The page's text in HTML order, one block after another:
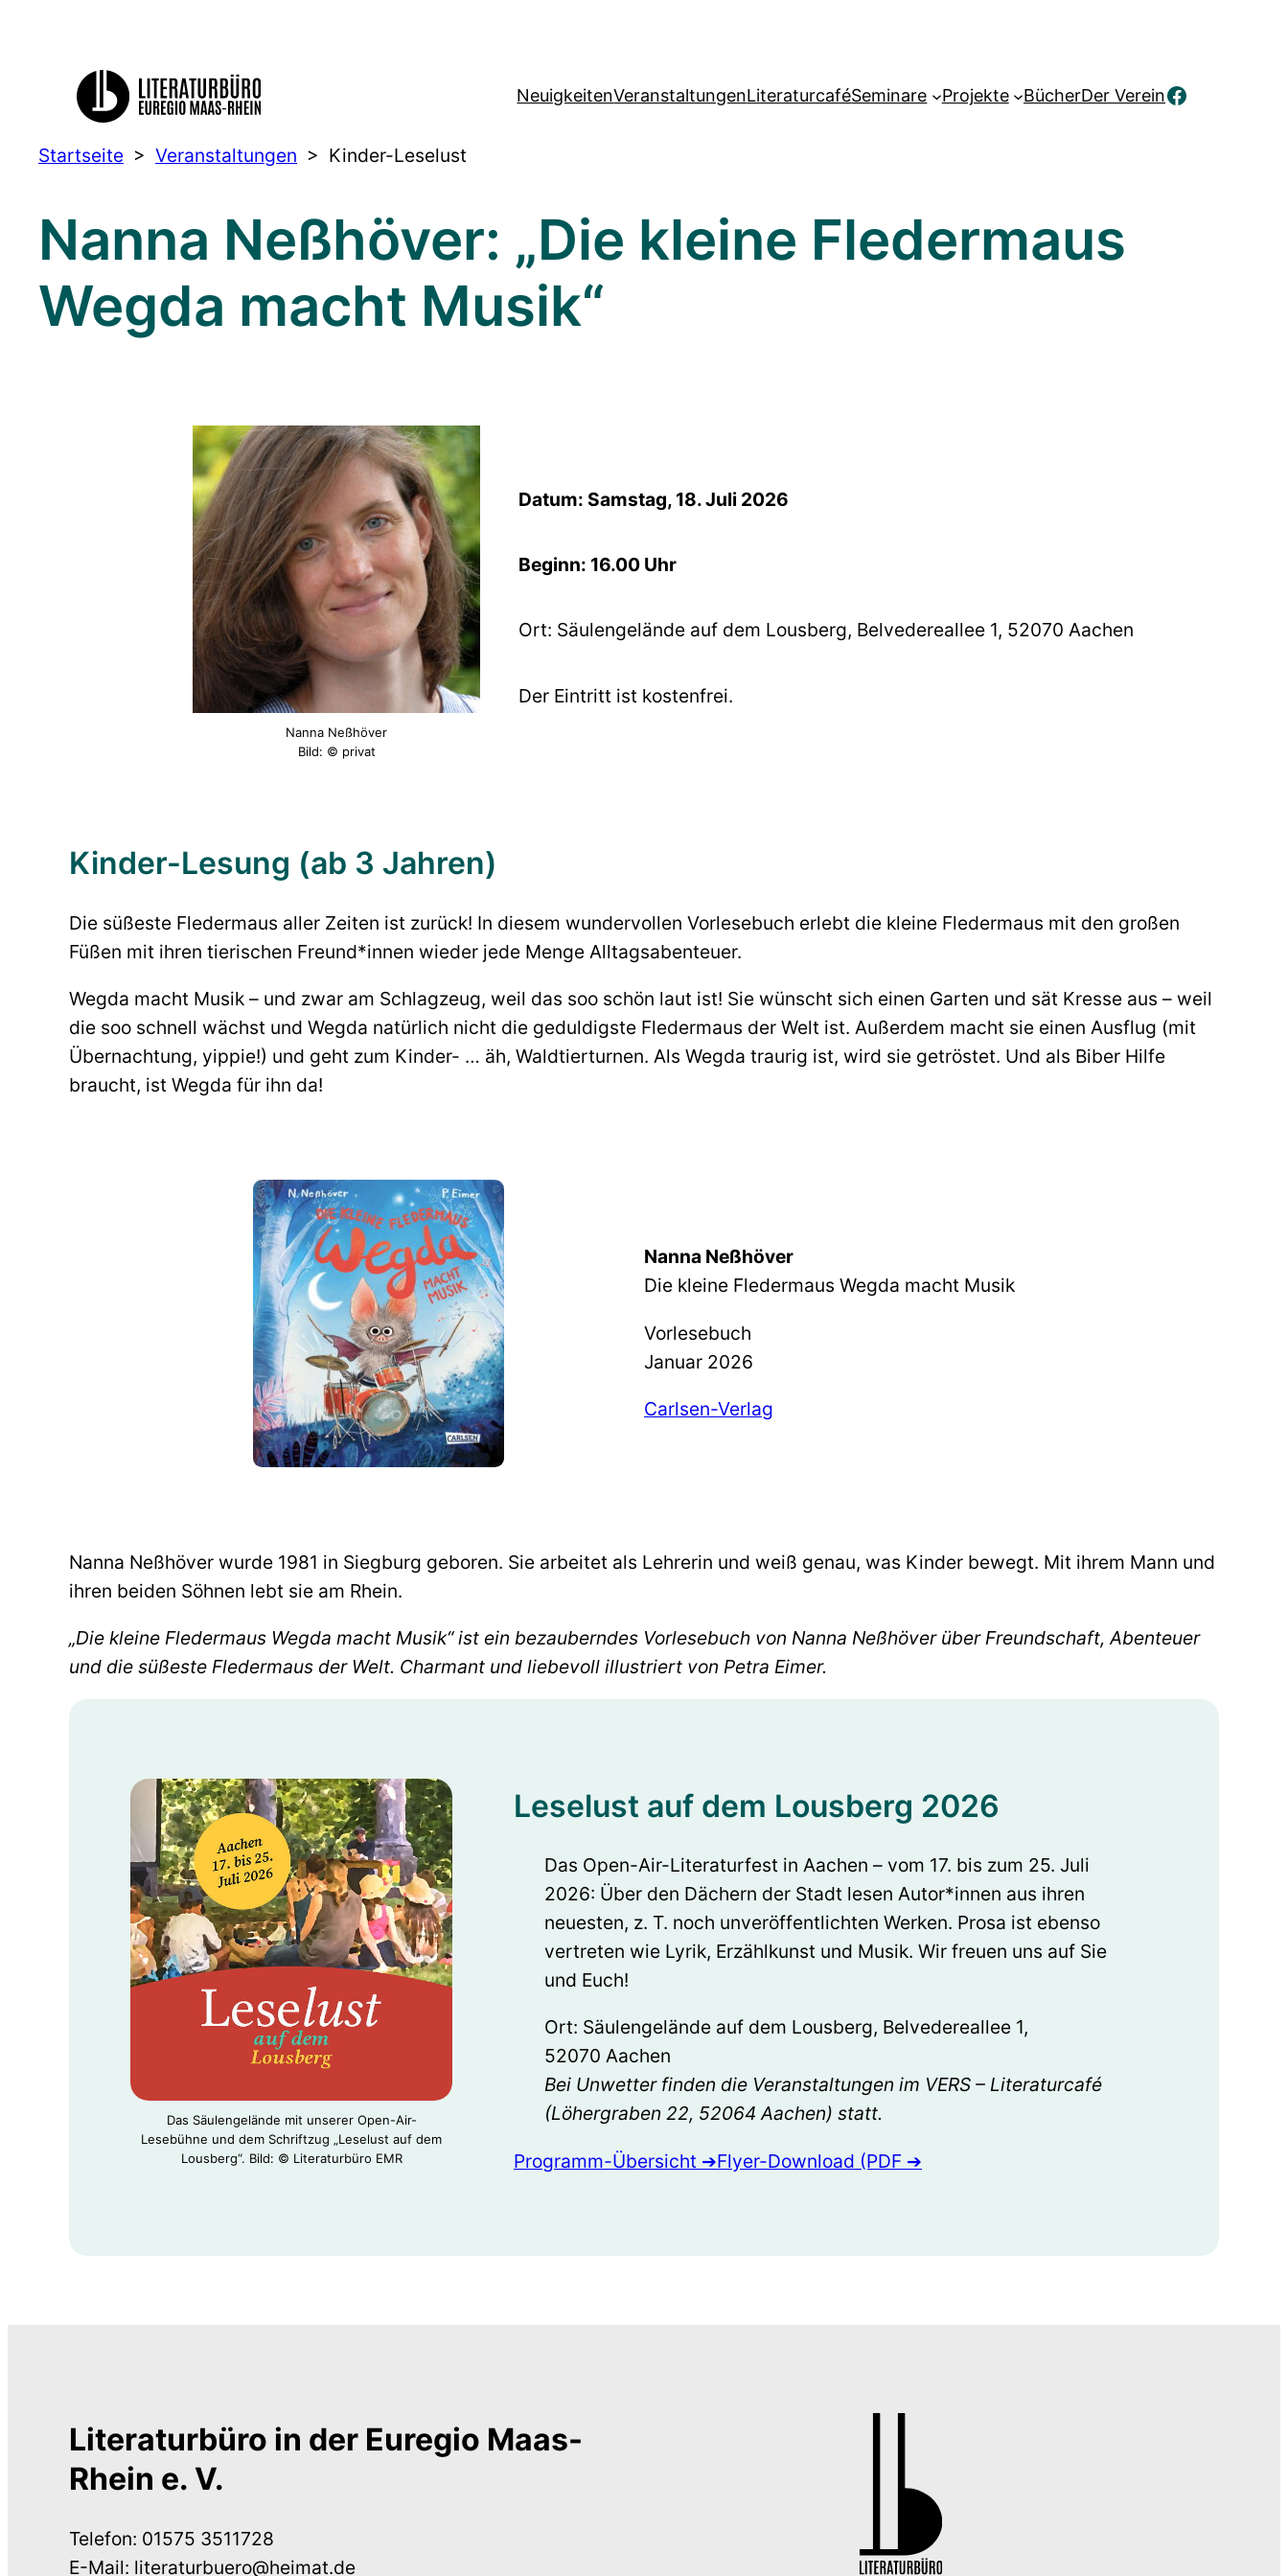
NeuigkeitenVeranstaltungenLiteraturcaféSeminare Projekte BücherDer VereinFacebook
Startseite > Veranstaltungen > Kinder-Leselust
Nanna Neßhöver: „Die kleine Fledermaus
Wegda macht Musik“
Nanna Neßhöver
Bild: © privat
Datum: Samstag, 18. Juli 2026
Beginn: 16.00 Uhr
Ort: Säulengelände auf dem Lousberg, Belvedereallee 1, 52070 Aachen
Der Eintritt ist kostenfrei.
Kinder-Lesung (ab 3 Jahren)
Die süßeste Fledermaus aller Zeiten ist zurück! In diesem wundervollen Vorlesebuch erlebt die kleine Fledermaus mit den großen
Füßen mit ihren tierischen Freund*innen wieder jede Menge Alltagsabenteuer.
Wegda macht Musik – und zwar am Schlagzeug, weil das soo schön laut ist! Sie wünscht sich einen Garten und sät Kresse aus – weil
die soo schnell wächst und Wegda natürlich nicht die geduldigste Fledermaus der Welt ist. Außerdem macht sie einen Ausflug (mit
Übernachtung, yippie!) und geht zum Kinder- … äh, Waldtierturnen. Als Wegda traurig ist, wird sie getröstet. Und als Biber Hilfe
braucht, ist Wegda für ihn da!
Nanna Neßhöver
Die kleine Fledermaus Wegda macht Musik
Vorlesebuch
Januar 2026
Carlsen-Verlag
Nanna Neßhöver wurde 1981 in Siegburg geboren. Sie arbeitet als Lehrerin und weiß genau, was Kinder bewegt. Mit ihrem Mann und
ihren beiden Söhnen lebt sie am Rhein.
„Die kleine Fledermaus Wegda macht Musik“ ist ein bezauberndes Vorlesebuch von Nanna Neßhöver über Freundschaft, Abenteuer
und die süßeste Fledermaus der Welt. Charmant und liebevoll illustriert von Petra Eimer.
Das Säulengelände mit unserer Open-Air-
Lesebühne und dem Schriftzug „Leselust auf dem
Lousberg“. Bild: © Literaturbüro EMR
Leselust auf dem Lousberg 2026
Das Open-Air-Literaturfest in Aachen – vom 17. bis zum 25. Juli
2026: Über den Dächern der Stadt lesen Autor*innen aus ihren
neuesten, z. T. noch unveröffentlichten Werken. Prosa ist ebenso
vertreten wie Lyrik, Erzählkunst und Musik. Wir freuen uns auf Sie
und Euch!
Ort: Säulengelände auf dem Lousberg, Belvedereallee 1,
52070 Aachen
Bei Unwetter finden die Veranstaltungen im VERS – Literaturcafé
(Löhergraben 22, 52064 Aachen) statt.
Programm-Übersicht ➔Flyer-Download (PDF ➔
Literaturbüro in der Euregio Maas-
Rhein e. V.
Telefon: 01575 3511728
E-Mail: literaturbuero@heimat.de